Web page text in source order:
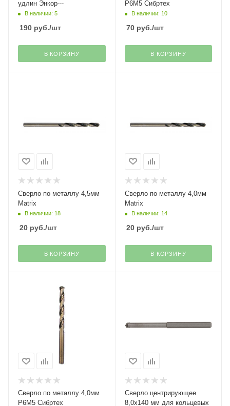
удлин Энкор---
В наличии: 5
190 руб./шт
В КОРЗИНУ
Р6М5 Сибртех
В наличии: 10
70руб./шт
В КОРЗИНУ
Сверло по металлу 4,5мм
Matrix
В наличии: 18
20 руб./шт
В КОРЗИНУ
Сверло по металлу 4,0мм
Matrix
В наличии: 14
20руб./шт
В КОРЗИНУ
Сверло по металлу 4,0мм
Р6М5 Сибртех
Сверло центрирующее
8,0х140 мм для кольцевых